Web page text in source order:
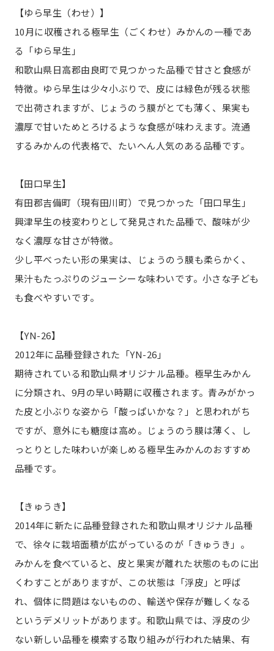
【ゆら早生（わせ）】
10月に収穫される極早生（ごくわせ）みかんの一種であ
る「ゆら早生」
和歌山県日高郡由良町で見つかった品種で甘さと食感が
特徴。ゆら早生は少々小ぶりで、皮には緑色が残る状態
で出荷されますが、じょうのう膜がとても薄く、果実も
濃厚で甘いためとろけるような食感が味わえます。流通
するみかんの代表格で、たいへん人気のある品種です。
【田口早生】
有田郡吉備町（現有田川町）で見つかった「田口早生」
興津早生の枝変わりとして発見された品種で、酸味が少
なく濃厚な甘さが特徴。
少し平べったい形の果実は、じょうのう膜も柔らかく、
果汁もたっぷりのジューシーな味わいです。小さな子ども
も食べやすいです。
【YN-26】
2012年に品種登録された「YN-26」
期待されている和歌山県オリジナル品種。極早生みかん
に分類され、9月の早い時期に収穫されます。青みがかっ
た皮と小ぶりな姿から「酸っぱいかな？」と思われがち
ですが、意外にも糖度は高め。じょうのう膜は薄く、し
っとりとした味わいが楽しめる極早生みかんのおすすめ
品種です。
【きゅうき】
2014年に新たに品種登録された和歌山県オリジナル品種
で、徐々に栽培面積が広がっているのが「きゅうき」。
みかんを食べていると、皮と果実が離れた状態のものに出
くわすことがありますが、この状態は「浮皮」と呼ば
れ、個体に問題はないものの、輸送や保存が難しくなる
というデメリットがあります。和歌山県では、浮皮の少
ない新しい品種を模索する取り組みが行われた結果、有